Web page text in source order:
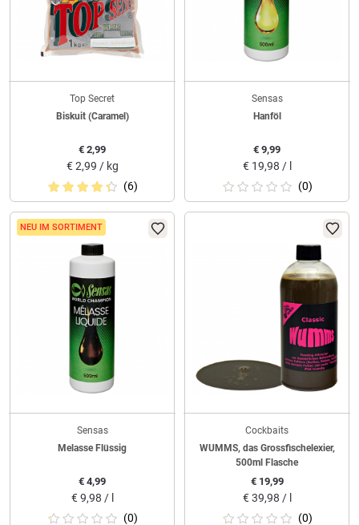
Top Secret
Biskuit (Caramel)
€ 2,99
€ 2,99 / kg
(6)
Sensas
Hanföl
€ 9,99
€ 19,98 / l
(0)
NEU IM SORTIMENT
Sensas
Melasse Flüssig
€ 4,99
€ 9,98 / l
(0)
Cockbaits
WUMMS, das Grossfischelexier,
500ml Flasche
€19,99
€ 39,98 / l
(0)